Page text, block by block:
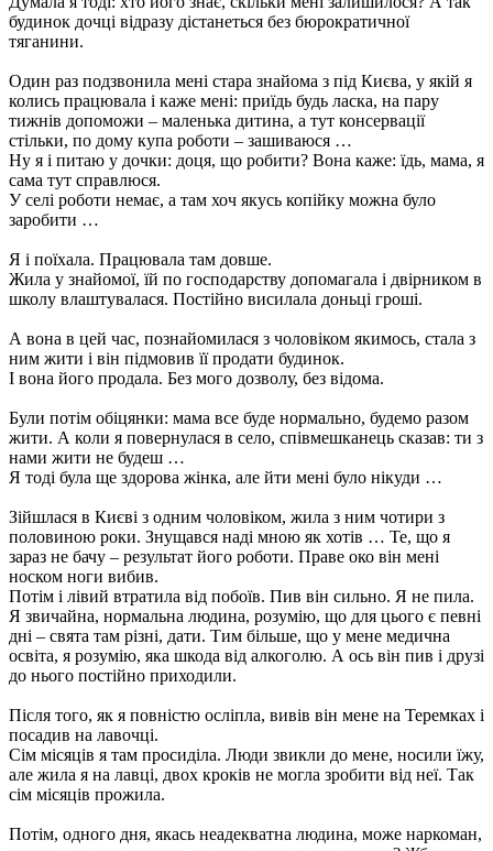
будинок дочці відразу дістанеться без бюрократичної
тяганини.
Один раз подзвонила мені стара знайома з під Києва, у якій я
колись працювала і каже мені: приїдь будь ласка, на пару
тижнів допоможи – маленька дитина, а тут консервації
стільки, по дому купа роботи – зашиваюся …
Ну я і питаю у дочки: доця, що робити? Вона каже: їдь, мама, я
сама тут справлюся.
У селі роботи немає, а там хоч якусь копійку можна було
заробити …
Я і поїхала. Працювала там довше.
Жила у знайомої, їй по господарству допомагала і двірником в
школу влаштувалася. Постійно висилала доньці гроші.
А вона в цей час, познайомилася з чоловіком якимось, стала з
ним жити і він підмовив її продати будинок.
І вона його продала. Без мого дозволу, без відома.
Були потім обіцянки: мама все буде нормально, будемо разом
жити. А коли я повернулася в село, співмешканець сказав: ти з
нами жити не будеш …
Я тоді була ще здорова жінка, але йти мені було нікуди …
Зійшлася в Києві з одним чоловіком, жила з ним чотири з
половиною роки. Знущався наді мною як хотів … Те, що я
зараз не бачу – результат його роботи. Праве око він мені
носком ноги вибив.
Потім і лівий втратила від побоїв. Пив він сильно. Я не пила.
Я звичайна, нормальна людина, розумію, що для цього є певні
дні – свята там різні, дати. Тим більше, що у мене медична
освіта, я розумію, яка шкода від алкоголю. А ось він пив і друзі
до нього постійно приходили.
Після того, як я повністю осліпла, вивів він мене на Теремках і
посадив на лавочці.
Сім місяців я там просиділа. Люди звикли до мене, носили їжу,
але жила я на лавці, двох кроків не могла зробити від неї. Так
сім місяців прожила.
Потім, одного дня, якась неадекватна людина, може наркоман,